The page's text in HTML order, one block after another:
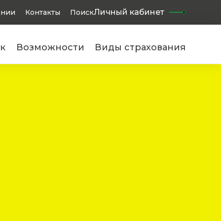
Контакты Поиск Найти
Личный кабинет
Возможности Виды страхования